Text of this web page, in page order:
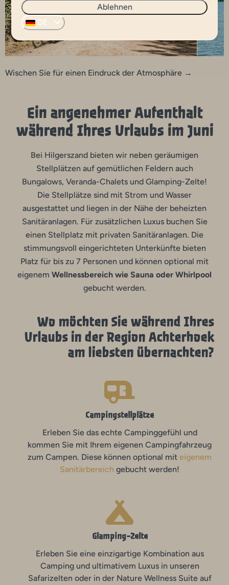
Wischen Sie für einen Eindruck der Atmosphäre →
Ein angenehmer Aufenthalt
während Ihres Urlaubs im Juni
Bei Hilgerszand bieten wir neben geräumigen
Stellplätzen auf gemütlichen Feldern auch
Bungalows, Veranda-Chalets und Glamping-Zelte!
Die Stellplätze sind mit Strom und Wasser
ausgestattet und liegen in der Nähe der beheizten
Sanitäranlagen. Für zusätzlichen Luxus buchen Sie
einen Stellplatz mit privaten Sanitäranlagen. Die
stimmungsvoll eingerichteten Unterkünfte bieten
Platz für bis zu 7 Personen und können optional mit
eigenem Wellnessbereich wie Sauna oder Whirlpool
gebucht werden.
Wo möchten Sie während Ihres
Urlaubs in der Region Achterhoek
am liebsten übernachten?
Campingstellplätze
Erleben Sie das echte Campinggefühl und
kommen Sie mit Ihrem eigenen Campingfahrzeug
zum Campen. Diese können optional mit eigenem
Sanitärbereich gebucht werden!
Glamping-Zelte
Erleben Sie eine einzigartige Kombination aus
Camping und ultimativem Luxus in unseren
Safarizelten oder in der Nature Wellness Suite auf
Ablehnen
DE